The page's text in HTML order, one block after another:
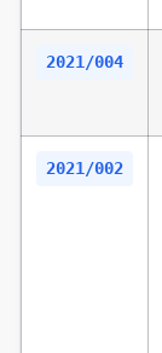
2021/004
2021/002